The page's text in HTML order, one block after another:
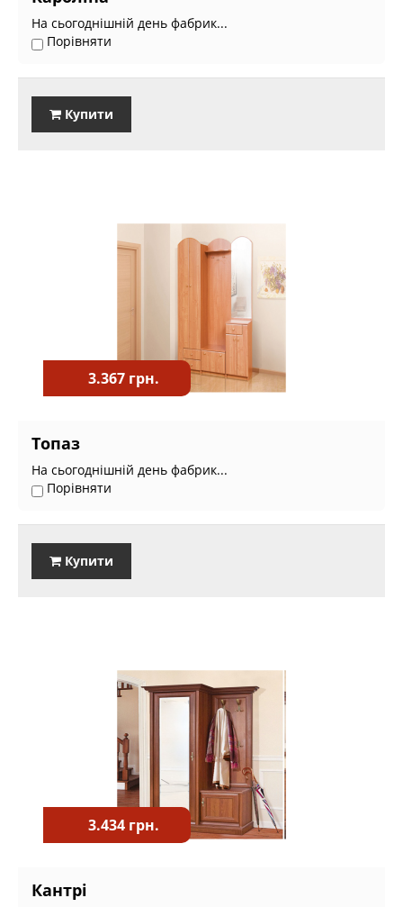
На сьогоднішній день фабрик...
Порівняти
Купити
3.367 грн.
Топаз
На сьогоднішній день фабрик...
Порівняти
Купити
3.434 грн.
Кантрі